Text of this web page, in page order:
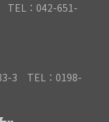
TEL：042-651-
3 TEL：0198-